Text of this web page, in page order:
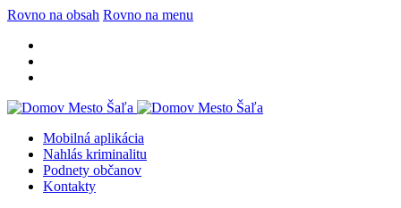
Rovno na obsah Rovno na menu
Mobilná aplikácia
Nahlás kriminalitu
Podnety občanov
Kontakty